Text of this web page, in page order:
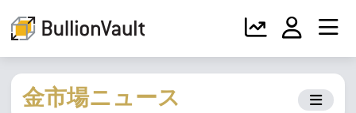
金市場ニュース